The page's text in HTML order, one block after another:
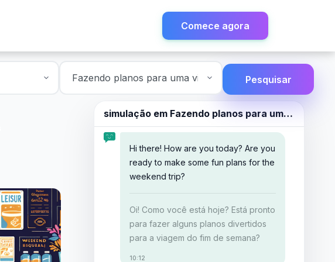
Comece agora
Pesquisar
simulação em Fazendo planos para uma viagem de fim de semana.
Hi there! How are you today? Are you
ready to make some fun plans for the
weekend trip?
Oi! Como você está hoje? Está pronto
para fazer alguns planos divertidos
para a viagem do fim de semana?
10:12